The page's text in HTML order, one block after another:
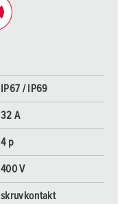
IP67 / IP69
32 A
4 p
400 V
skruvkontakt